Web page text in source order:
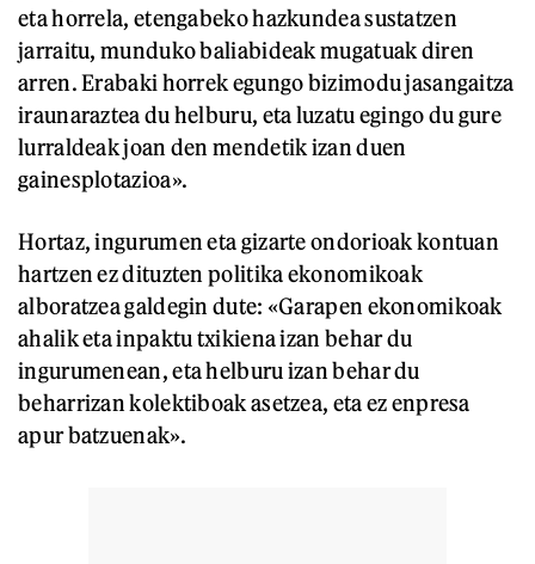
eta horrela, etengabeko hazkundea sustatzen
jarraitu, munduko baliabideak mugatuak diren
arren. Erabaki horrek egungo bizimodu jasangaitza
iraunaraztea du helburu, eta luzatu egingo du gure
lurraldeak joan den mendetik izan duen
gainesplotazioa».
Hortaz, ingurumen eta gizarte ondorioak kontuan
hartzen ez dituzten politika ekonomikoak
alboratzea galdegin dute: «Garapen ekonomikoak
ahalik eta inpaktu txikiena izan behar du
ingurumenean, eta helburu izan behar du
beharrizan kolektiboak asetzea, eta ez enpresa
apur batzuenak».